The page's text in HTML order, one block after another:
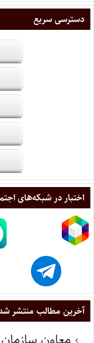
دسترسی سریع
اختبار در شبکه‌های
آخرین مطالب منتشر